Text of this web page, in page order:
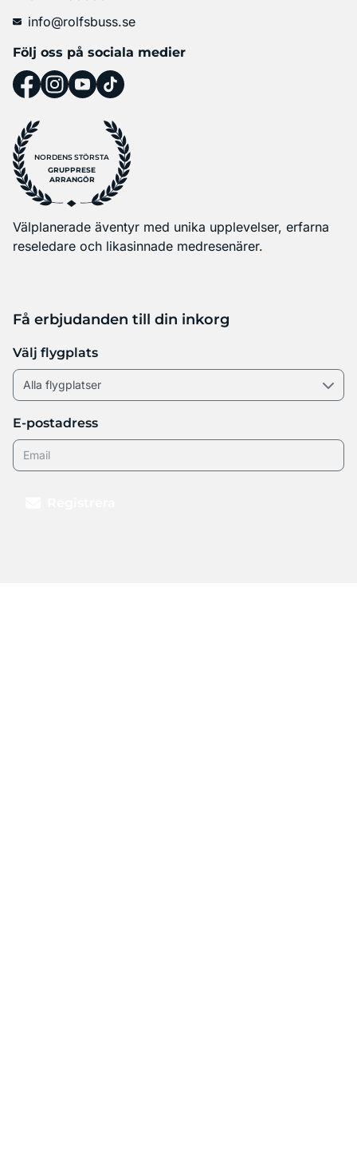
info@rolfsbuss.se
Följ oss på sociala medier
NORDENS STÖRSTA
GRUPPRESE
ARRANGÖR
Välplanerade äventyr med unika upplevelser, erfarna
reseledare och likasinnade medresenärer.
Få erbjudanden till din inkorg
Välj flygplats
E-postadress